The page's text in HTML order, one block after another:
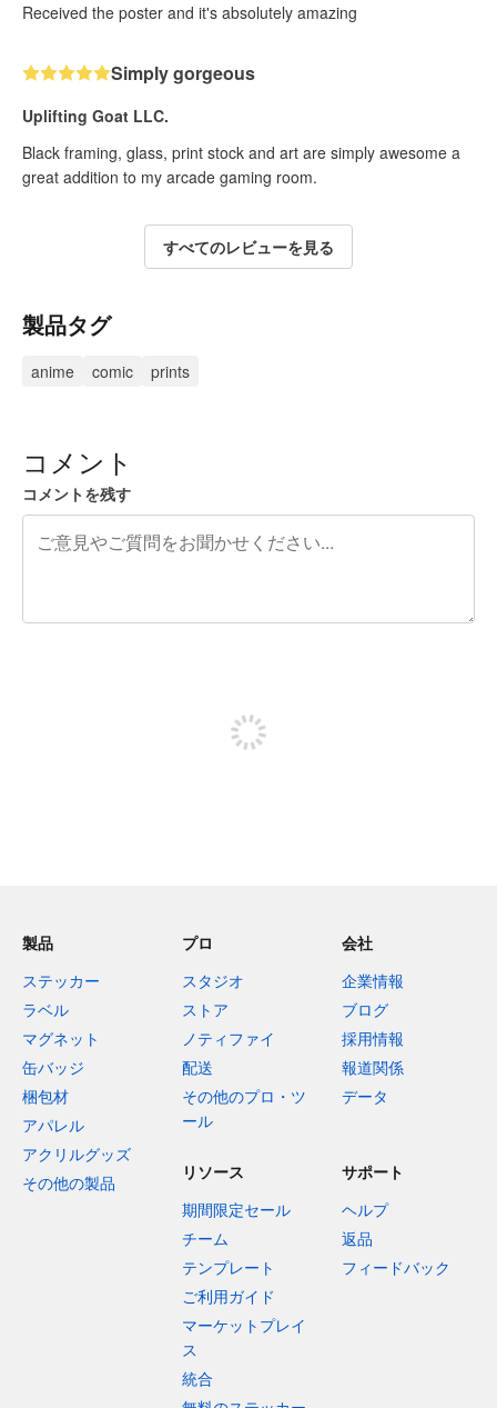
Received the poster and it's absolutely amazing
Simply gorgeous
Uplifting Goat LLC.
Black framing, glass, print stock and art are simply awesome a
great addition to my arcade gaming room.
すべてのレビューを見る
製品タグ
anime comic prints
コメント
コメントを残す
製品
ステッカー
ラベル
マグネット
缶バッジ
梱包材
アパレル
アクリルグッズ
その他の製品
プロ
スタジオ
ストア
ノティファイ
配送
その他のプロ・ツ
ール
会社
企業情報
ブログ
採用情報
報道関係
データ
リソース
期間限定セール
チーム
テンプレート
ご利用ガイド
マーケットプレイ
ス
統合
サポート
ヘルプ
返品
フィードバック